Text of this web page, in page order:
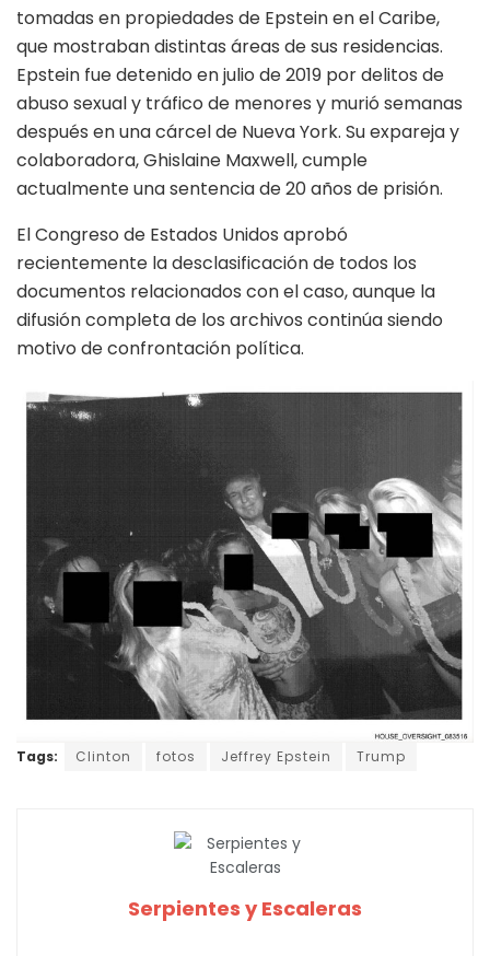
tomadas en propiedades de Epstein en el Caribe,
que mostraban distintas áreas de sus residencias.
Epstein fue detenido en julio de 2019 por delitos de
abuso sexual y tráfico de menores y murió semanas
después en una cárcel de Nueva York. Su expareja y
colaboradora, Ghislaine Maxwell, cumple
actualmente una sentencia de 20 años de prisión.
El Congreso de Estados Unidos aprobó
recientemente la desclasificación de todos los
documentos relacionados con el caso, aunque la
difusión completa de los archivos continúa siendo
motivo de confrontación política.
Tags: Clinton fotos Jeffrey Epstein Trump
Serpientes y Escaleras